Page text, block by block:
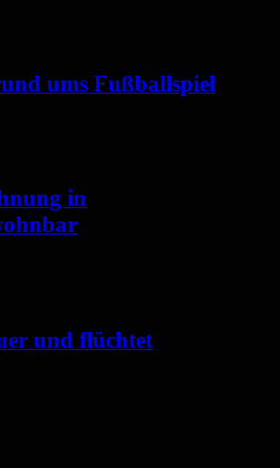
ums Fußballspiel
in
und flüchtet